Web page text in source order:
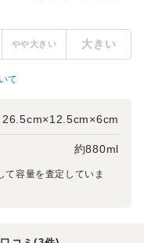
やや大きい 大きい
て
26.5cm×12.5cm×6cm
約880ml
容量を査定していま